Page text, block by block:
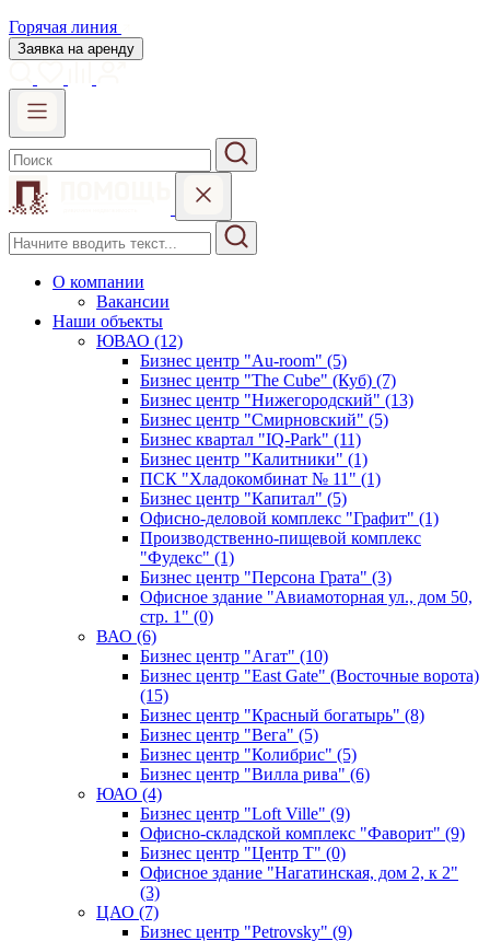
Горячая линия
Заявка на аренду
О компании
Вакансии
Наши объекты
ЮВАО (12)
Бизнес центр "Au-room" (5)
Бизнес центр "The Cube" (Куб) (7)
Бизнес центр "Нижегородский" (13)
Бизнес центр "Смирновский" (5)
Бизнес квартал "IQ-Park" (11)
Бизнес центр "Калитники" (1)
ПСК "Хладокомбинат № 11" (1)
Бизнес центр "Капитал" (5)
Офисно-деловой комплекс "Графит" (1)
Производственно-пищевой комплекс
"Фудекс" (1)
Бизнес центр "Персона Грата" (3)
Офисное здание "Авиамоторная ул., дом 50,
стр. 1" (0)
ВАО (6)
Бизнес центр "Агат" (10)
Бизнес центр "East Gate" (Восточные ворота)
(15)
Бизнес центр "Красный богатырь" (8)
Бизнес центр "Вега" (5)
Бизнес центр "Колибрис" (5)
Бизнес центр "Вилла рива" (6)
ЮАО (4)
Бизнес центр "Loft Ville" (9)
Офисно-складской комплекс "Фаворит" (9)
Бизнес центр "Центр Т" (0)
Офисное здание "Нагатинская, дом 2, к 2"
(3)
ЦАО (7)
Бизнес центр "Petrovsky" (9)